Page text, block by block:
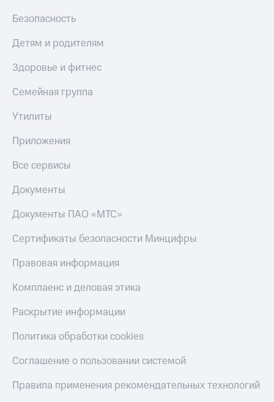
Безопасность
Детям и родителям
Здоровье и фитнес
Семейная группа
Утилиты
Приложения
Все сервисы
Документы
Документы ПАО «МТС»
Сертификаты безопасности Минцифры
Правовая информация
Комплаенс и деловая этика
Раскрытие информации
Политика обработки cookies
Соглашение о пользовании системой
Правила применения рекомендательных технологий